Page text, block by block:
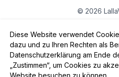
Diese Website verwendet
dazu und zu Ihren Rechten als
Datenschutzerklärung am Ende
„Zustimmen“, um Cookies zu
Website besuchen zu können.
© 2026
App